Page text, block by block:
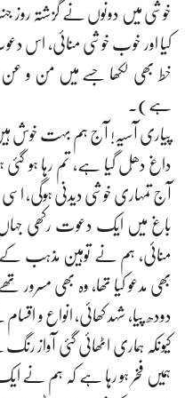
خوشی میں دونوں نے گزشتہ
کیا اور خوب خوشی منائی، اس
خط بھی لکھا جسے میں من و عن
ہے)۔
پیاری آسیہ! آج ہم بہت خوش ہیں
داغ دھُل گیا ہے، تم رہا ہو
آج تمہاری خوشی دیدنی ہوگی،
باغ میں ایک دعوت رکھی
منائی، ہم نے توہین مذہب کے
بھی مدعو کیا تھا، وہ بھی
دودھ پیا، شہد کھائی، انواع و
کیونکہ ہماری اٹھائی گئی آواز
ہمیں فخر ہو رہا ہے کہ ہم نے